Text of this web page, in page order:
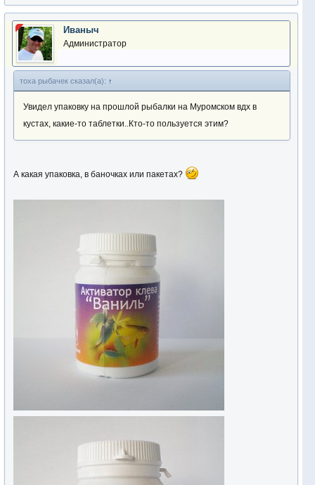
Иваныч
Администратор
тоха рыбачек сказал(а): ↑
Увидел упаковку на прошлой рыбалки на Муромском вдх в
кустах, какие-то таблетки..Кто-то пользуется этим?
А какая упаковка, в баночках или пакетах?